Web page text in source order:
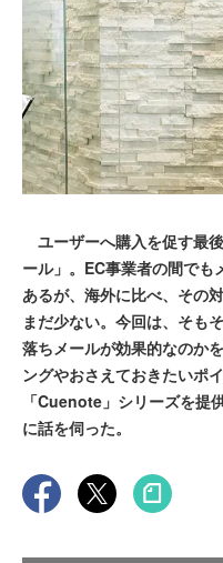
ユーザーへ購入を促す最
ール」。EC事業者の間で
あるが、海外に比べ、その
まだ少ない。今回は、そも
落ちメールが効果的なのか
ングやおさえておきたいポ
「Cuenote」シリーズを提
に話を伺った。